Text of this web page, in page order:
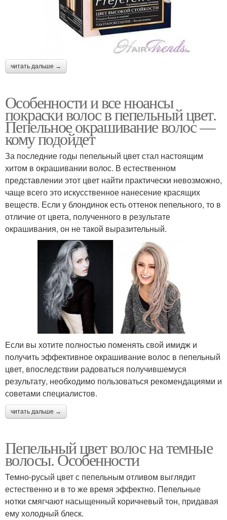
читать дальше →
Особенности и все нюансы
покраски волос в пепельный цвет.
Пепельное окрашивание волос —
кому подойдет
За последние годы пепельный цвет стал настоящим
хитом в окрашивании волос. В естественном
представлении этот цвет найти практически невозможно,
чаще всего это искусственное нанесение красящих
веществ. Если у блондинок есть оттенок пепельного, то в
отличие от цвета, полученного в результате
окрашивания, он не такой выразительный.
Если вы хотите полностью поменять свой имидж и
получить эффективное окрашивание волос в пепельный
цвет, впоследствии радоваться получившемуся
результату, необходимо пользоваться рекомендациями и
советами специалистов.
читать дальше →
Пепельный цвет волос на темные
волосы. Особенности
Темно-русый цвет с пепельным отливом выглядит
естественно и в то же время эффектно. Пепельные
нотки смягчают насыщенный коричневый тон, придавая
ему холодный блеск.